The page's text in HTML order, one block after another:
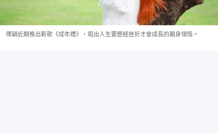
傅穎近期推出新歌《成年禮》，唱出人生要歷經挫折才會成長的親身領悟。